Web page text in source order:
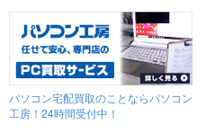
パソコン宅配買取のことならパソコン
工房！24時間受付中！